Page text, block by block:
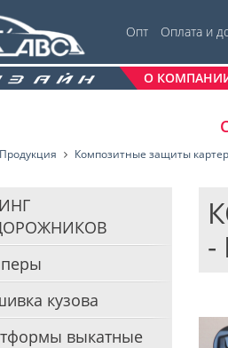
Опт Оплата и
О
Продукция Композитные защиты
-
кузова
выкатные